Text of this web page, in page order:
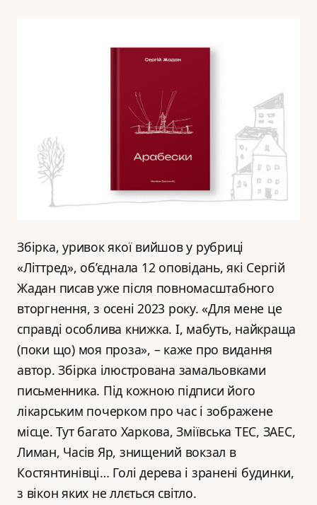
Збірка, уривок якої вийшов у рубриці
«Літтред», об’єднала 12 оповідань, які Сергій
Жадан писав уже після повномасштабного
вторгнення, з осені 2023 року. «Для мене це
справді особлива книжка. І, мабуть, найкраща
(поки що) моя проза», – каже про видання
автор. Збірка ілюстрована замальовками
письменника. Під кожною підписи його
лікарським почерком про час і зображене
місце. Тут багато Харкова, Зміївська ТЕС, ЗАЕС,
Лиман, Часів Яр, знищений вокзал в
Костянтинівці… Голі дерева і зранені будинки,
з вікон яких не ллється світло.